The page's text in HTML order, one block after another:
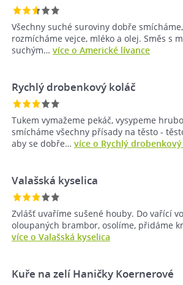
Všechny suché suroviny dobře
rozmícháme vejce, mléko a olej. Směs s
suchým… více o Americké lívance
Rychlý drobenkový koláč
Tukem vymažeme pekáč, vysypeme
smícháme všechny přísady na těsto -
aby se dobře… více o Rychlý
Valašská kyselica
Zvlášť uvaříme sušené houby. Do vařící
oloupaných brambor, osolíme, přidáme
více o Valašská kyselica
Kuře na zelí Haničky Koernerové